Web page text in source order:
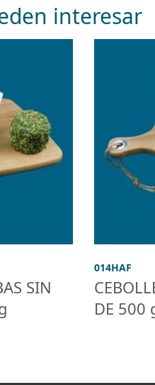
interesar
SIN
014HAF
DE 500